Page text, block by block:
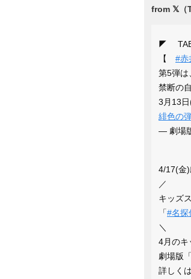
◤
【 #赤
第5弾は
禁断の
3月13
緋色の
— 劇場
4/17(金
／
キッズ
「#名探
＼
4月のキ
劇場版
詳しく